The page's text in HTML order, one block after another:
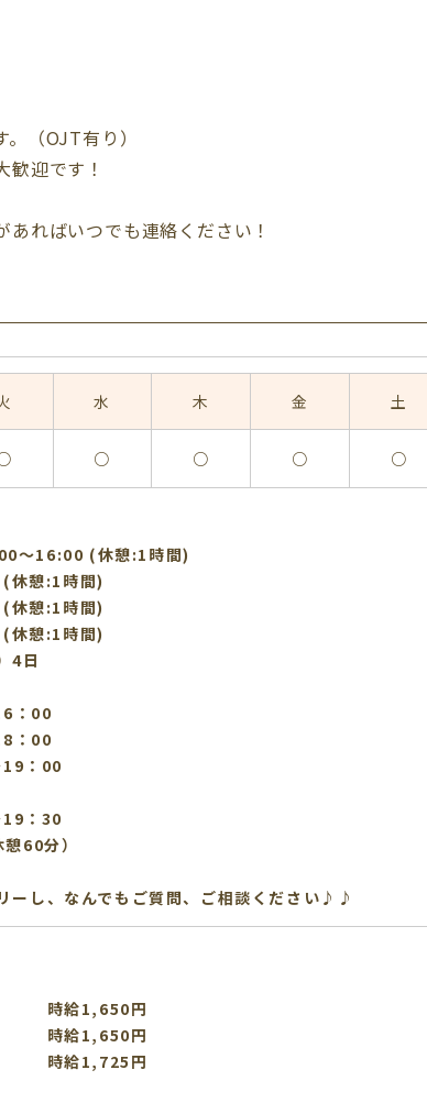
（OJT有り）
歓迎です！
ればいつでも連絡ください！
水 木 金 土
○ ○ ○ ○
〜16:00 (休憩:1時間)
憩:1時間)
憩:1時間)
憩:1時間)
4日
：00
：00
19：00
19：30
60分）
ーし、なんでもご質問、ご相談ください♪♪
時給1,650円
時給1,650円
時給1,725円